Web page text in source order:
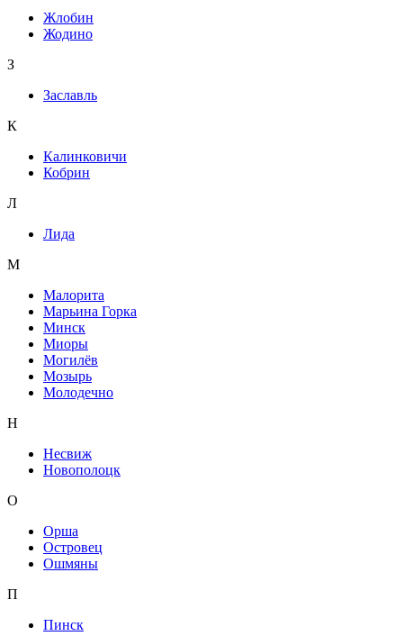
Жлобин
Жодино
З
Заславль
К
Калинковичи
Кобрин
Л
Лида
М
Малорита
Марьина Горка
Минск
Миоры
Могилёв
Мозырь
Молодечно
Н
Несвиж
Новополоцк
О
Орша
Островец
Ошмяны
П
Пинск